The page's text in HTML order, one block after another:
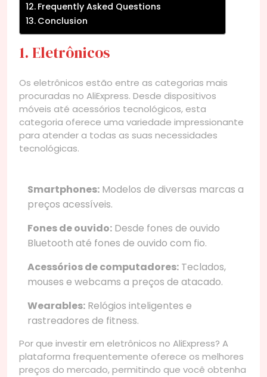
Frequently Asked Questions
Conclusion
1. Eletrônicos
Os eletrônicos estão entre as categorias mais
procuradas no AliExpress. Desde dispositivos
móveis até acessórios tecnológicos, esta
categoria oferece uma variedade impressionante
para atender a todas as suas necessidades
tecnológicas.
Smartphones: Modelos de diversas marcas a
preços acessíveis.
Fones de ouvido: Desde fones de ouvido
Bluetooth até fones de ouvido com fio.
Acessórios de computadores: Teclados,
mouses e webcams a preços de atacado.
Wearables: Relógios inteligentes e
rastreadores de fitness.
Por que investir em eletrônicos no AliExpress? A
plataforma frequentemente oferece os melhores
preços do mercado, permitindo que você obtenha